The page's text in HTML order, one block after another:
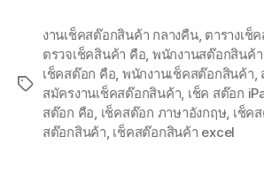
Tags
งานเช็คสต๊อกสินค้า กลางคืน, ตารางเช็
ตรวจเช็คสินค้า คือ, พนักงานสต๊อกสินค้า
เช็คสต๊อก คือ, พนักงานเช็คสต๊อกสินค้า,
สมัครงานเช็คสต๊อกสินค้า, เช็ค สต๊อก
สต๊อก คือ, เช็คสต๊อก ภาษาอังกฤษ, เช็ค
สต๊อกสินค้า, เช็คสต๊อกสินค้า excel